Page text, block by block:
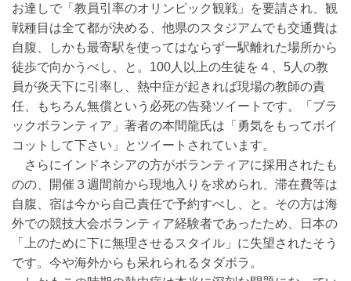
お達しで「教員引率のオリンピック観戦」を要請され、観
戦種目は全て都が決める、他県のスタジアムでも交通費は
自腹、しかも最寄駅を使ってはならず一駅離れた場所から
徒歩で向かうべし、と。100人以上の生徒を４、5人の教
員が炎天下に引率し、熱中症が起きれば現場の教師の責
任、もちろん無償という必死の告発ツイートです。「ブラ
ックボランティア」著者の本間龍氏は「勇気をもってボイ
コットして下さい」とツイートされています。
さらにインドネシアの方がボランティアに採用されたも
のの、開催３週間前から現地入りを求められ、滞在費等は
自腹、宿は今から自己責任で予約すべし、と。その方は海
外での競技大会ボランティア経験者であったため、日本の
「上のために下に無理させるスタイル」に失望されたそう
です。今や海外からも呆れられるタダボラ。